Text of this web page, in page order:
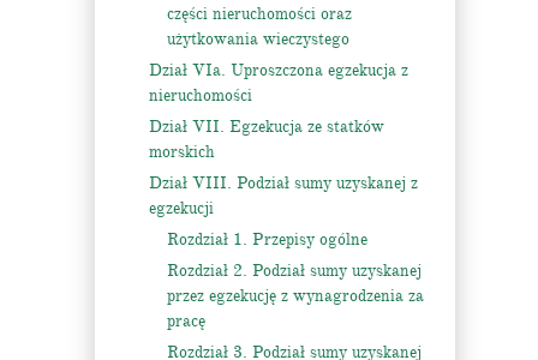
części nieruchomości oraz
użytkowania wieczystego
Dział VIa. Uproszczona egzekucja z
nieruchomości
Dział VII. Egzekucja ze statków
morskich
Dział VIII. Podział sumy uzyskanej z
egzekucji
Rozdział 1. Przepisy ogólne
Rozdział 2. Podział sumy uzyskanej
przez egzekucję z wynagrodzenia za
pracę
Rozdział 3. Podział sumy uzyskanej